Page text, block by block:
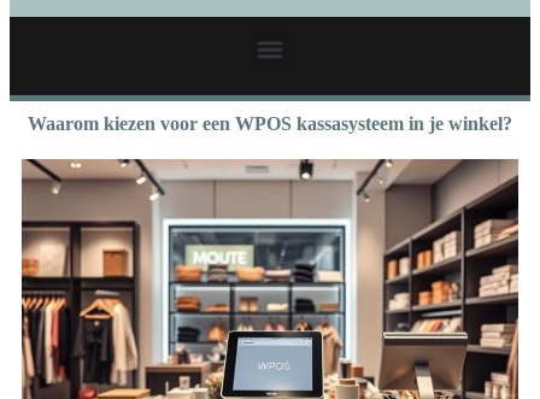
Waarom kiezen voor een WPOS kassasysteem in je winkel?